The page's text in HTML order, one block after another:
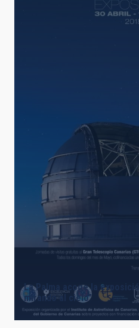
La Palma acoge la
mirando al cielo”